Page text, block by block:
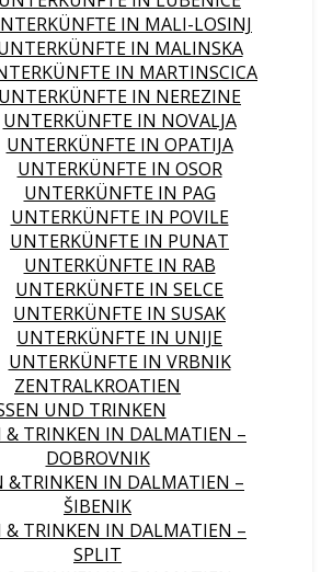
IN MALI-LOSINJ
IN MALINSKA
IN MARTINSCICA
UNTERKÜNFTE IN NEREZINE
UNTERKÜNFTE IN NOVALJA
UNTERKÜNFTE IN OPATIJA
UNTERKÜNFTE IN OSOR
UNTERKÜNFTE IN PAG
UNTERKÜNFTE IN POVILE
UNTERKÜNFTE IN PUNAT
UNTERKÜNFTE IN RAB
UNTERKÜNFTE IN SELCE
UNTERKÜNFTE IN SUSAK
UNTERKÜNFTE IN UNIJE
UNTERKÜNFTE IN VRBNIK
ZENTRALKROATIEN
UND TRINKEN
& TRINKEN IN DALMATIEN –
DOBROVNIK
&TRINKEN IN DALMATIEN –
ŠIBENIK
& TRINKEN IN DALMATIEN –
SPLIT